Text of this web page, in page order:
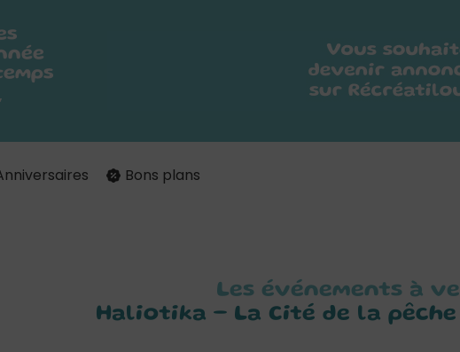
Bons plans
Les événements à
Haliotika – La Cité de la